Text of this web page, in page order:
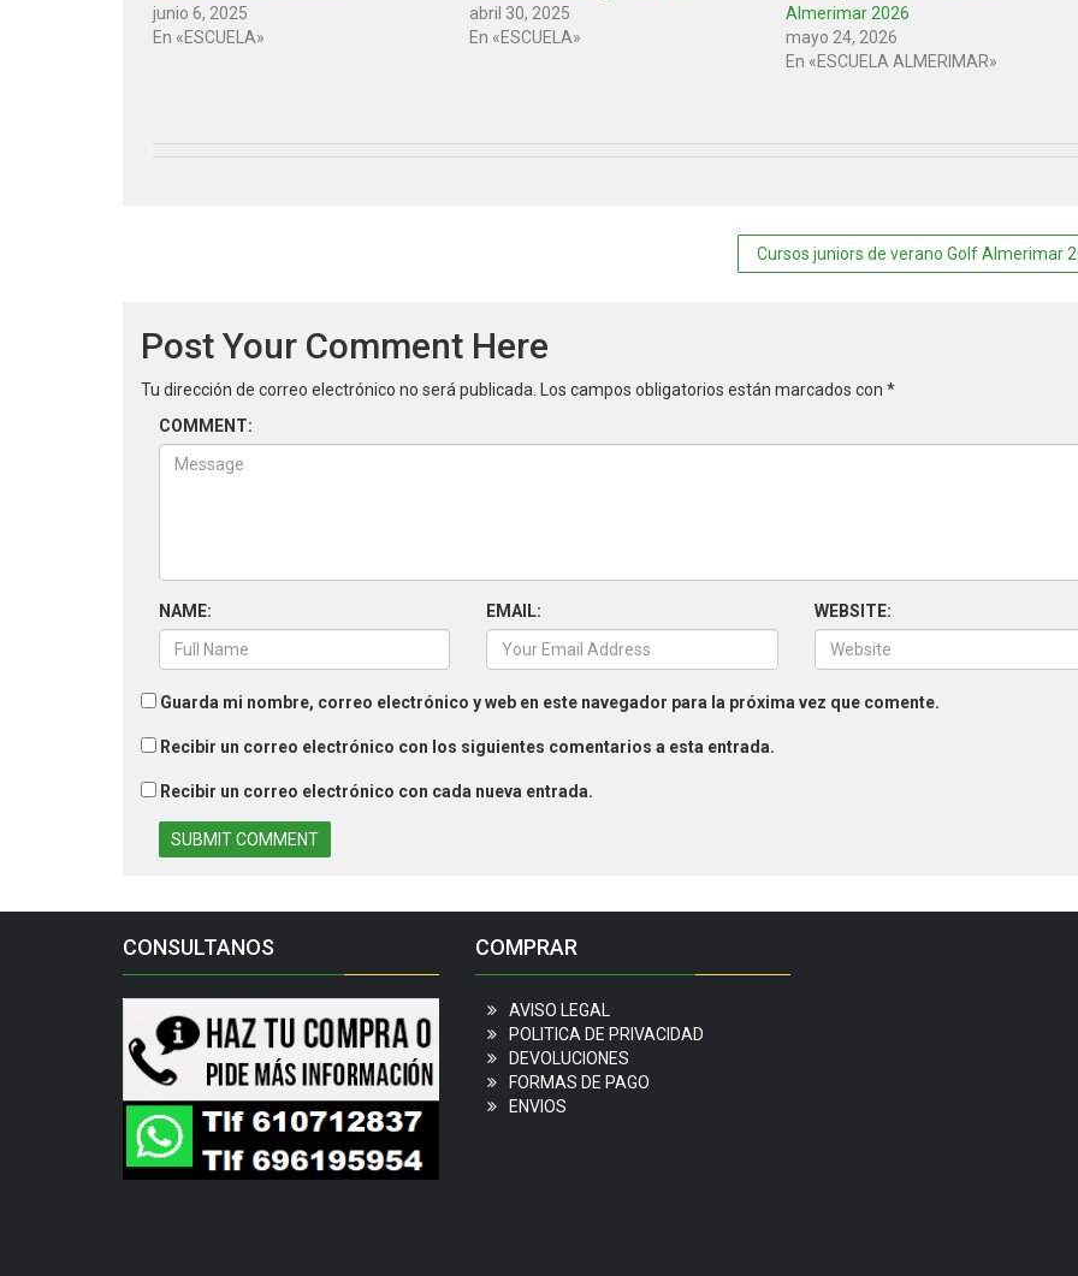
junio 6, 2025
En «ESCUELA»
abril 30, 2025
En «ESCUELA»
Almerimar 2026
mayo 24, 2026
En «ESCUELA ALMERIMAR»
entradas
Cursos juniors de verano Golf Almerimar
Post Your Comment Here
Tu dirección de correo electrónico no será publicada. Los campos obligatorios están marcados con *
COMMENT:
NAME: EMAIL: WEBSITE:
Guarda mi nombre, correo electrónico y web en este navegador para la próxima vez que comente.
Recibir un correo electrónico con los siguientes comentarios a esta entrada.
Recibir un correo electrónico con cada nueva entrada.
CONSULTANOS COMPRAR
AVISO LEGAL
POLITICA DE PRIVACIDAD
DEVOLUCIONES
FORMAS DE PAGO
ENVIOS